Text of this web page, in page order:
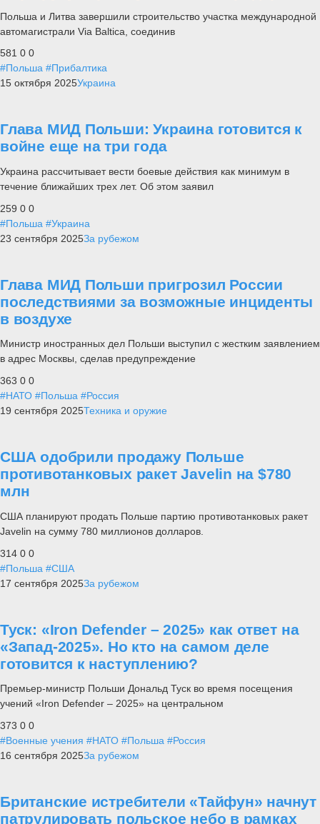
Польша и Литва завершили строительство участка международной
автомагистрали Via Baltica, соединив
581 0 0
#Польша #Прибалтика
15 октября 2025Украина
Глава МИД Польши: Украина готовится к
войне еще на три года
Украина рассчитывает вести боевые действия как минимум в
течение ближайших трех лет. Об этом заявил
259 0 0
#Польша #Украина
23 сентября 2025За рубежом
Глава МИД Польши пригрозил России
последствиями за возможные инциденты
в воздухе
Министр иностранных дел Польши выступил с жестким заявлением
в адрес Москвы, сделав предупреждение
363 0 0
#НАТО #Польша #Россия
19 сентября 2025Техника и оружие
США одобрили продажу Польше
противотанковых ракет Javelin на $780
млн
США планируют продать Польше партию противотанковых ракет
Javelin на сумму 780 миллионов долларов.
314 0 0
#Польша #США
17 сентября 2025За рубежом
Туск: «Iron Defender – 2025» как ответ на
«Запад-2025». Но кто на самом деле
готовится к наступлению?
Премьер-министр Польши Дональд Туск во время посещения
учений «Iron Defender – 2025» на центральном
373 0 0
#Военные учения #НАТО #Польша #Россия
16 сентября 2025За рубежом
Британские истребители «Тайфун» начнут
патрулировать польское небо в рамках